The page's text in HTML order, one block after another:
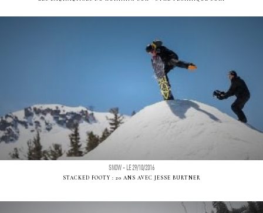
SNOW - LE 29/10/2016
STACKED FOOTY : 20 ANS AVEC JESSE BURTNER